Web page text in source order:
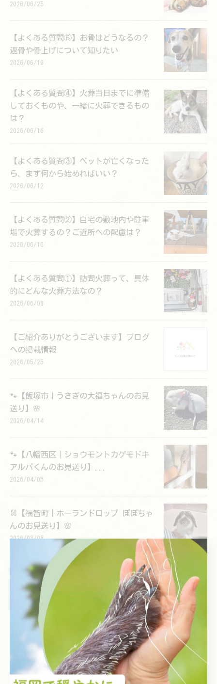
2026/06/25
【よくある質問⑥】お骨はどうなるの？
返骨や骨上げについて知りたい
2026/06/19
【よくある質問④】火葬当日までに準備
しておくものや、一緒に火葬できるもの
は？
2026/06/16
【よくある質問③】ペットが亡くなった
ら、まず何から始めればいい？
2026/06/12
【よくある質問②】自宅の敷地内や駐車
場で火葬するの？ご近所への配慮は？
2026/06/10
【よくある質問①】訪問火葬って、具体
的にどんな火葬方法なの？
2026/06/08
【ご紹介ありがとうございます】ブログ
への掲載情報
2026/05/25
🐾【飯塚市｜うさぎの大福ちゃんのお見
送り】🌸
2026/04/14
🐾【八幡西区｜ショウモントカゲモドキ
アルパくんのお見送り】...
2026/04/05
🐰【福智町｜ホーランドロップ ぽぽちゃ
んのお見送り】🌸
2026/03/08
2
カテゴリー Categories
全てのカテゴリー
愛犬のペット火葬